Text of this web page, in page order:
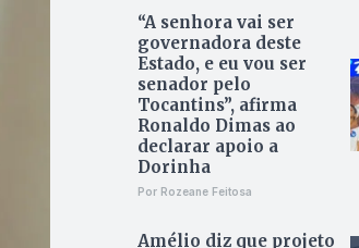
“A senhora vai ser
governadora deste
Estado, e eu vou ser
senador pelo
Tocantins”, afirma
Ronaldo Dimas ao
declarar apoio a
Dorinha
Por Rozeane Feitosa
Amélio diz que projeto